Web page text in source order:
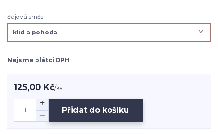
čajová směs
Nejsme plátci DPH
125,00 Kč/ks
Přidat do košíku